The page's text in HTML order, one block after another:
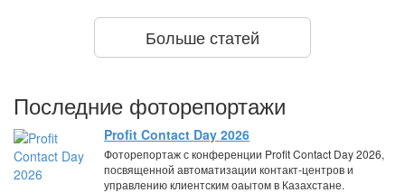
Больше статей
Последние фоторепортажи
Profit Contact Day 2026
Фоторепортаж с конференции Profit Contact Day 2026,
посвященной автоматизации контакт-центров и
управлению клиентским оаытом в Казахстане.